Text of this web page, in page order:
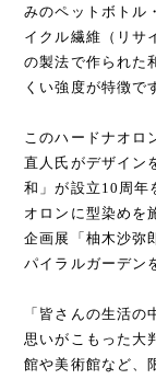
みのペットボトル
イクル繊維（リサ
の製法で作られた
くい強度が特徴で
このハードナオロ
直人氏がデザイン
和」が設立10周年
オロンに型染めを
企画展「柚木沙弥
パイラルガーデン
「皆さんの生活
思いがこもった大
館や美術館など、